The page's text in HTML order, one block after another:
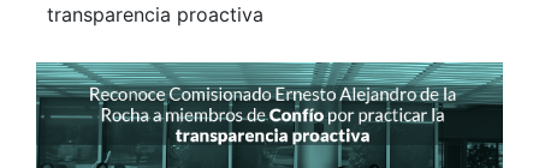
transparencia proactiva